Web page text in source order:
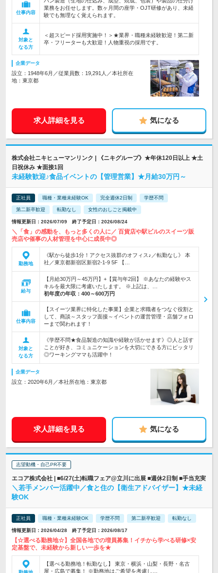
仕事内容
業務をお任せします。数ヶ月間の座学・OJT研修があり、未経
験でも無理なく覚えられます。
対象と
なる方
＜超スピード採用実施中！＞★業界・職種未経験歓迎！第二新
卒・フリーターも大歓迎！人物重視の採用です。
企業データ
設立：1948年6月／従業員数：19,291人／本社所在
地：東京都
求人詳細を見る 気になる
株式会社ニキヒューマンリンク | 《ニキグループ》★年休120日以上 ★土
日祝休み ★面接1回
未経験歓迎♪食品イベントの【管理営業】★月給30万円～
正社員 職種・業種未経験OK 完全週休2日制 学歴不問
第二新卒歓迎 転勤なし 女性のおしごと掲載中
情報更新日：2026/07/09 終了予定日：2026/08/24
＼「食」の感動を、もっと多くの人に／ 百貨店や駅ビルのスイーツ販
売店や催事の人材管理を中心に成長中◎
勤務地
《駅から徒歩1分！アクセス抜群のオフィス♪／転勤なし》 本
社／東京都新宿区新宿2-1-9 5F 【…
給与
【月給30万円～45万円】+【賞与年2回】 ※あなたの経験やス
キルを最大限に考慮いたします。 ※上記は、…
初年度の年収： 400～600万円
仕事内容
【スイーツ業界に特化した事業】企業と求職者をつなぐ役割と
して、商談～スタッフ面接～イベントの運営管理・店舗フォロ
ーまで関われます！
対象と
なる方
《学歴不問★食品製造の知識や経験が活かせます》◎人と話す
ことが好き、コミュニケーションを大切にできる方にピッタリ
◎ワーキングママも活躍中！
企業データ
設立：2020年6月／本社所在地：東京都
求人詳細を見る 気になる
志望動機・自己PR不要
エコア株式会社 | ■6/27(土)転職フェア@立川に出展 ■週休2日制 ■手当充実
＼若手メンバー活躍中／食と住の【衛生アドバイザー】★未経
験OK
正社員 職種・業種未経験OK 学歴不問 第二新卒歓迎 転勤なし
情報更新日：2026/04/28 終了予定日：2026/08/17
【☆選べる勤務地☆】全国各地での増員募集！イチから学べる研修×安
定基盤で、未経験から新しい一歩を★
【選べる勤務地！転勤なし】 東京・横浜・山梨・長野・名古
屋・広島で募集！ ※勤務地はご希望を考慮し…